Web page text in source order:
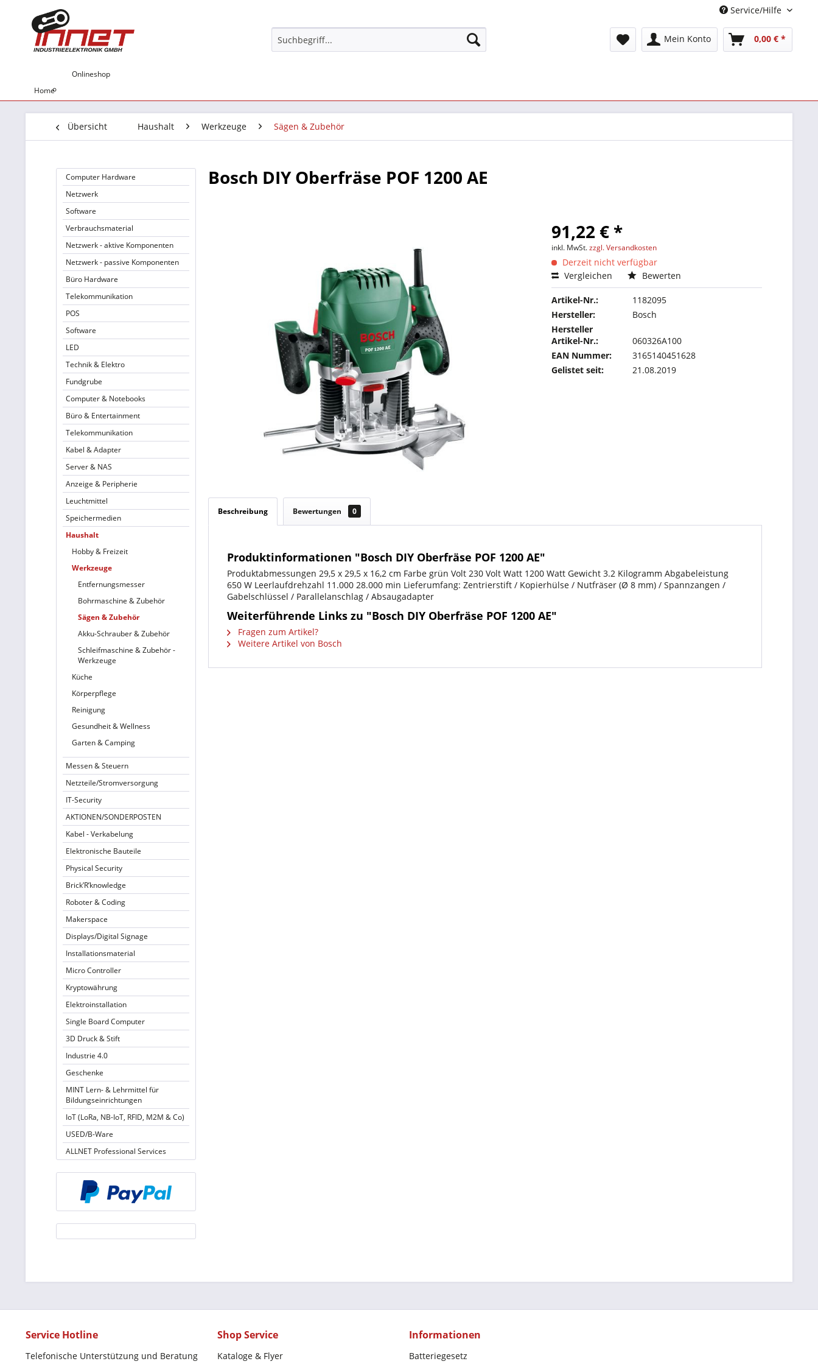
Service/Hilfe
Mein Konto 0,00 € *
Home
Onlineshop
Übersicht Haushalt Werkzeuge Sägen & Zubehör
Computer Hardware
Netzwerk
Software
Verbrauchsmaterial
Netzwerk - aktive Komponenten
Netzwerk - passive Komponenten
Büro Hardware
Telekommunikation
POS
Software
LED
Technik & Elektro
Fundgrube
Computer & Notebooks
Büro & Entertainment
Telekommunikation
Kabel & Adapter
Server & NAS
Anzeige & Peripherie
Leuchtmittel
Speichermedien
Haushalt
Hobby & Freizeit
Werkzeuge
Entfernungsmesser
Bohrmaschine & Zubehör
Sägen & Zubehör
Akku-Schrauber & Zubehör
Schleifmaschine & Zubehör -
Werkzeuge
Küche
Körperpflege
Reinigung
Gesundheit & Wellness
Garten & Camping
Messen & Steuern
Netzteile/Stromversorgung
IT-Security
AKTIONEN/SONDERPOSTEN
Kabel - Verkabelung
Elektronische Bauteile
Physical Security
Brick’R’knowledge
Roboter & Coding
Makerspace
Displays/Digital Signage
Installationsmaterial
Micro Controller
Kryptowährung
Elektroinstallation
Single Board Computer
3D Druck & Stift
Industrie 4.0
Geschenke
MINT Lern- & Lehrmittel für
Bildungseinrichtungen
IoT (LoRa, NB-IoT, RFID, M2M & Co)
USED/B-Ware
ALLNET Professional Services
Bosch DIY Oberfräse POF 1200 AE
91,22 € *
inkl. MwSt.zzgl. Versandkosten
Derzeit nicht verfügbar
Vergleichen
Bewerten
Artikel-Nr.:
1182095
Hersteller:
Bosch
Hersteller
Artikel-Nr.:
060326A100
EAN Nummer:
3165140451628
Gelistet seit:
21.08.2019
Beschreibung Bewertungen 0
Produktinformationen "Bosch DIY Oberfräse POF 1200 AE"
Produktabmessungen 29,5 x 29,5 x 16,2 cm Farbe grün Volt 230 Volt Watt 1200 Watt Gewicht 3.2 Kilogramm Abgabeleistung
650 W Leerlaufdrehzahl 11.000 28.000 min Lieferumfang: Zentrierstift / Kopierhülse / Nutfräser (Ø 8 mm) / Spannzangen /
Gabelschlüssel / Parallelanschlag / Absaugadapter
Weiterführende Links zu "Bosch DIY Oberfräse POF 1200 AE"
Fragen zum Artikel?
Weitere Artikel von Bosch
Service Hotline
Telefonische Unterstützung und Beratung
Shop Service
Kataloge & Flyer
Informationen
Batteriegesetz